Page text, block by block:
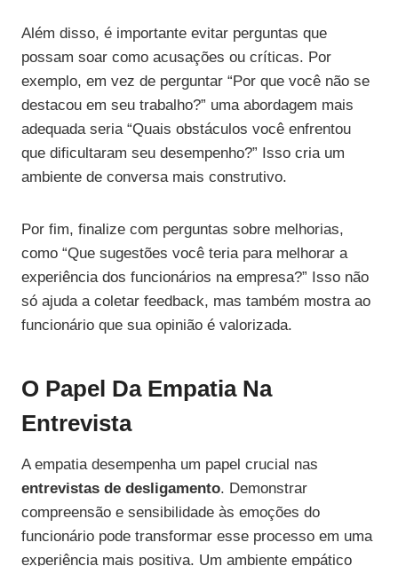
Além disso, é importante evitar perguntas que
possam soar como acusações ou críticas. Por
exemplo, em vez de perguntar “Por que você não se
destacou em seu trabalho?” uma abordagem mais
adequada seria “Quais obstáculos você enfrentou
que dificultaram seu desempenho?” Isso cria um
ambiente de conversa mais construtivo.
Por fim, finalize com perguntas sobre melhorias,
como “Que sugestões você teria para melhorar a
experiência dos funcionários na empresa?” Isso não
só ajuda a coletar feedback, mas também mostra ao
funcionário que sua opinião é valorizada.
O Papel Da Empatia Na
Entrevista
A empatia desempenha um papel crucial nas
entrevistas de desligamento. Demonstrar
compreensão e sensibilidade às emoções do
funcionário pode transformar esse processo em uma
experiência mais positiva. Um ambiente empático